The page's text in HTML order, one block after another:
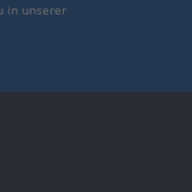
in unserer